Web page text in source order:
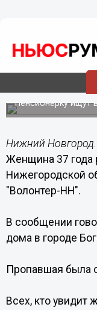
26.11.201511:46
Женщина
в
Пенсионерку ищут
Нижний Новгород.
Женщина 37 года
Нижегородской
"Волонтер-НН".
В сообщении
дома в городе
Пропавшая была
Всех, кто увидит